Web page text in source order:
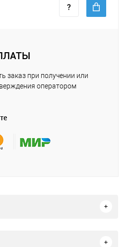
заказ при получении или
оператором